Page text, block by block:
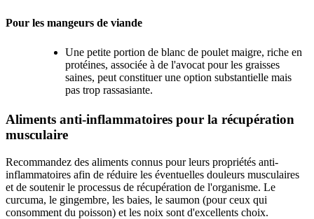
Pour les mangeurs de viande
Une petite portion de blanc de poulet maigre, riche en
protéines, associée à de l'avocat pour les graisses
saines, peut constituer une option substantielle mais
pas trop rassasiante.
Aliments anti-inflammatoires pour la récupération
musculaire
Recommandez des aliments connus pour leurs propriétés anti-
inflammatoires afin de réduire les éventuelles douleurs musculaires
et de soutenir le processus de récupération de l'organisme. Le
curcuma, le gingembre, les baies, le saumon (pour ceux qui
consomment du poisson) et les noix sont d'excellents choix.